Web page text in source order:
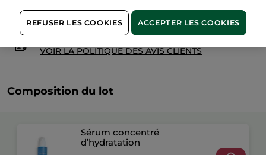
Conditions générales de vente
VOIR LES CONDITIONS GÉNÉRALES ICI
VOIR LA POLITIQUE DES AVIS CLIENTS
Composition du lot
Sérum concentré
d’hydratation
REFUSER LES COOKIES ACCEPTER LES COOKIES